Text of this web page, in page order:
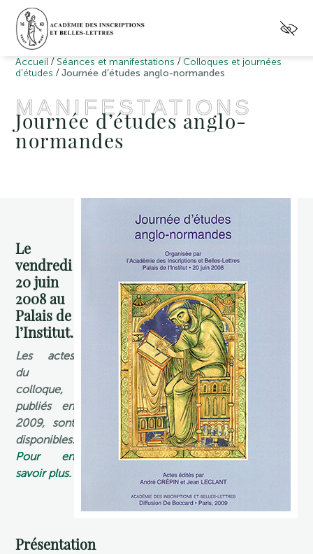
Accueil / Séances et manifestations / Colloques et journées
d'études /Journée d’études anglo-normandes
MANIFESTATIONS
Journée d’études anglo-
normandes
Le
vendredi
20 juin
2008 au
Palais de
l’Institut.
Les actes
du
colloque,
publiés en
2009, sont
disponibles.
Pour en
savoir plus.
Présentation